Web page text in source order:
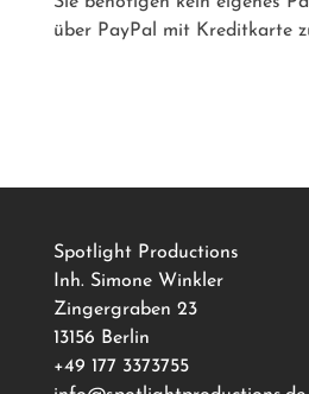
über PayPal mit Kreditkarte
Spotlight Productions
Inh. Simone Winkler
Zingergraben 23
13156 Berlin
+49 177 3373755